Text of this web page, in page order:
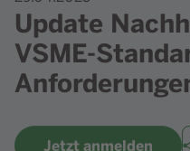
Update
VSME-
Jetzt anmelden